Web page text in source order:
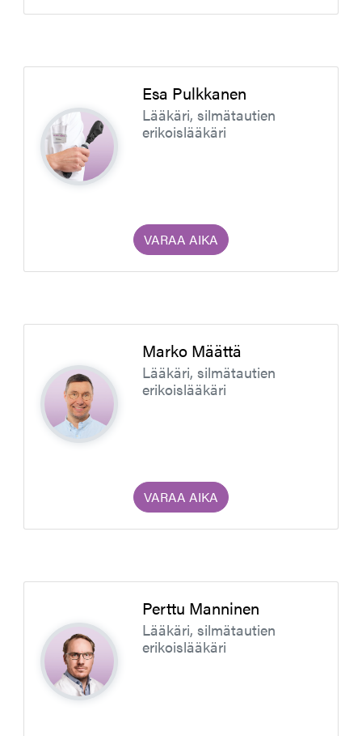
Esa Pulkkanen
Lääkäri, silmätautien
erikoislääkäri
VARAA AIKA
Marko Määttä
Lääkäri, silmätautien
erikoislääkäri
VARAA AIKA
Perttu Manninen
Lääkäri, silmätautien
erikoislääkäri